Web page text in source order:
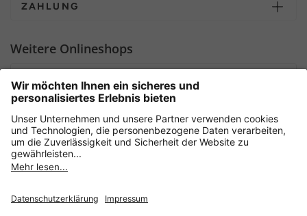
ZAHLUNG
Weitere Onlineshops
Sicher einkaufen mit